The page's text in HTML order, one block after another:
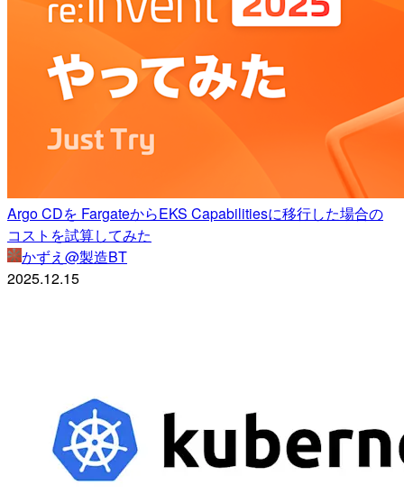
Argo CDを FargateからEKS Capabilitiesに移行した場合の
コストを試算してみた
かずえ@製造BT
2025.12.15